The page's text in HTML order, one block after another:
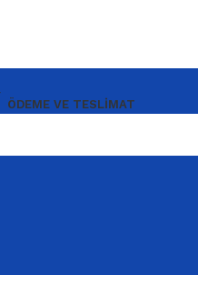
ÖDEME VE TESLIMAT